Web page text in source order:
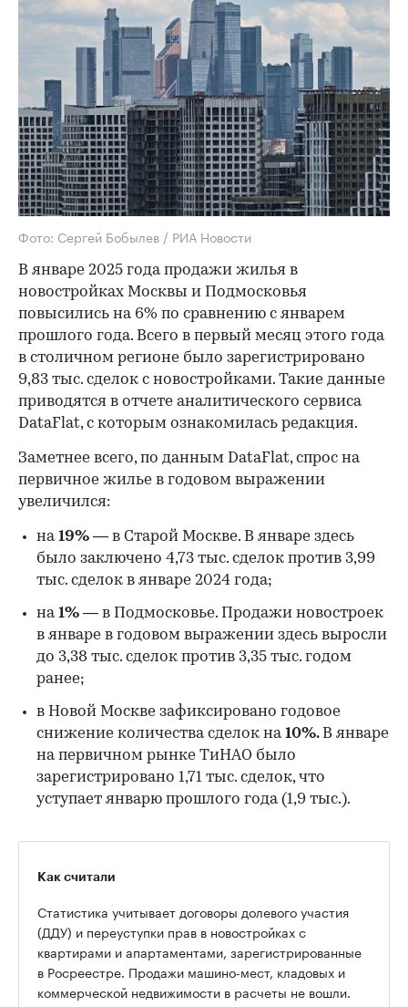
Фото: Сергей Бобылев / РИА Новости
В январе 2025 года продажи жилья в
новостройках Москвы и Подмосковья
повысились на 6% по сравнению с январем
прошлого года. Всего в первый месяц этого года
в столичном регионе было зарегистрировано
9,83 тыс. сделок с новостройками. Такие данные
приводятся в отчете аналитического сервиса
DataFlat, с которым ознакомилась редакция.
Заметнее всего, по данным DataFlat, спрос на
первичное жилье в годовом выражении
увеличился:
на19% — в Старой Москве. В январе здесь
было заключено 4,73 тыс. сделок против 3,99
тыс. сделок в январе 2024 года;
на1% — в Подмосковье. Продажи новостроек
в январе в годовом выражении здесь выросли
до 3,38 тыс. сделок против 3,35 тыс. годом
ранее;
в Новой Москве зафиксировано годовое
снижение количества сделок на10%. В январе
на первичном рынке ТиНАО было
зарегистрировано 1,71 тыс. сделок, что
уступает январю прошлого года (1,9 тыс.).
Как считали
Статистика учитывает договоры долевого участия
(ДДУ) и переуступки прав в новостройках с
квартирами и апартаментами, зарегистрированные
в Росреестре. Продажи машино-мест, кладовых и
коммерческой недвижимости в расчеты не вошли.